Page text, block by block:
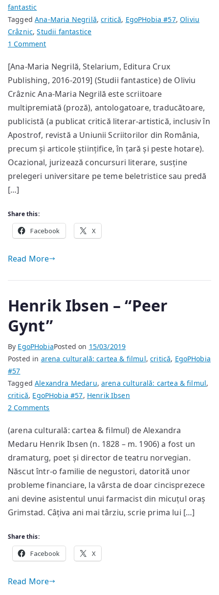
fantastic
TaggedAna-Maria Negrilă,critică, EgoPHobia #57,Oliviu
Crâznic,Studii fantastice
1 Commenton
viitor
complex
și
exotic
[Ana-Maria Negrilă, Stelarium, Editura Crux
Publishing, 2016-2019] (Studii fantastice) de Oliviu
Crâznic Ana-Maria Negrilă este scriitoare
multipremiată (proză), antologatoare, traducătoare,
publicistă (a publicat critică literar-artistică, inclusiv în
Apostrof, revistă a Uniunii Scriitorilor din România,
precum și articole științifice, în țară și peste hotare).
Ocazional, jurizează concursuri literare, susține
prelegeri universitare pe teme beletristice sau predă
[…]
Share this:
Facebook X
Read More
Henrik Ibsen – “Peer
Gynt”
By EgoPHobiaPosted on 15/03/2019
Posted in arena culturală: cartea & filmul,critică, EgoPHobia
#57
TaggedAlexandra Medaru,arena culturală: cartea & filmul,
critică, EgoPHobia #57, Henrik Ibsen
2 Comments
Ibsen
–
“Peer
Gynt”
(arena culturală: cartea & filmul) de Alexandra
Medaru Henrik Ibsen (n. 1828 – m. 1906) a fost un
dramaturg, poet și director de teatru norvegian.
Născut într-o familie de negustori, datorită unor
probleme financiare, la vârsta de doar cincisprezece
ani devine asistentul unui farmacist din micuțul oraș
Grimstad. Câțiva ani mai târziu, scrie prima lui […]
Share this:
Facebook X
Read More